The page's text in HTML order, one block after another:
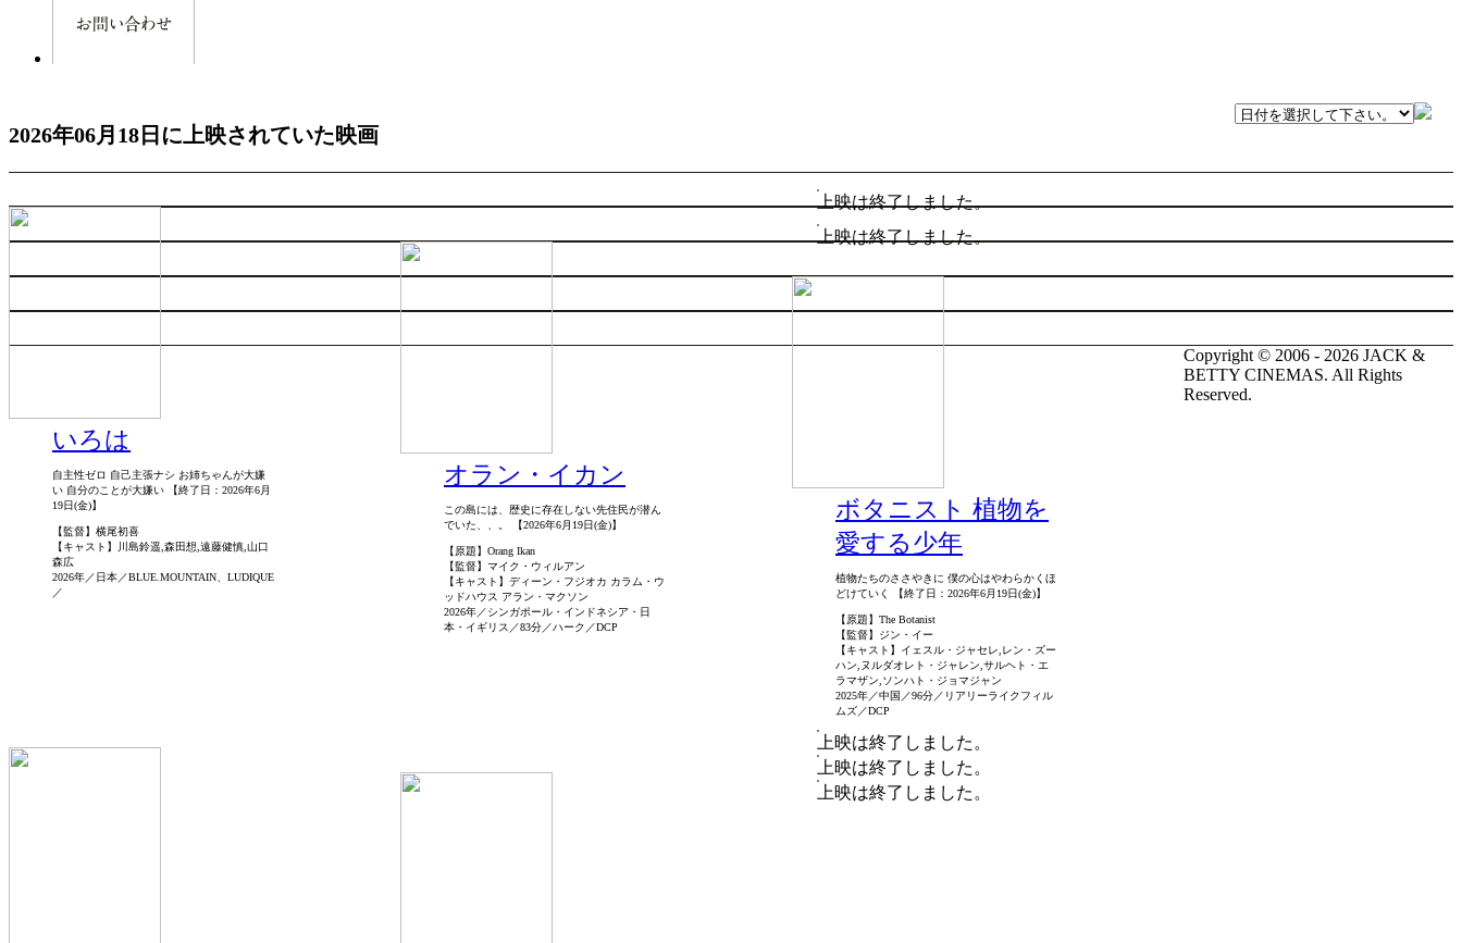
2026年06月18日に上映されていた映画
いろは
自主性ゼロ 自己主張ナシ お姉ちゃんが大嫌
い 自分のことが大嫌い 【終了日：2026年6月
19日(金)】
【監督】横尾初喜
【キャスト】川島鈴遥,森田想,遠藤健慎,山口
森広
2026年／日本／BLUE.MOUNTAIN、LUDIQUE
／
上映は終了しました。
オラン・イカン
この島には、歴史に存在しない先住民が潜ん
でいた、、。 【2026年6月19日(金)】
【原題】Orang Ikan
【監督】マイク・ウィルアン
【キャスト】ディーン・フジオカ カラム・ウ
ッドハウス アラン・マクソン
2026年／シンガポール・インドネシア・日
本・イギリス／83分／ハーク／DCP
上映は終了しました。
ボタニスト 植物を
愛する少年
植物たちのささやきに 僕の心はやわらかくほ
どけていく 【終了日：2026年6月19日(金)】
【原題】The Botanist
【監督】ジン・イー
【キャスト】イェスル・ジャセレ,レン・ズー
ハン,ヌルダオレト・ジャレン,サルヘト・エ
ラマザン,ソンハト・ジョマジャン
2025年／中国／96分／リアリーライクフィル
ムズ／DCP
上映は終了しました。
上映は終了しました。
上映は終了しました。
Copyright © 2006 - 2026 JACK &
BETTY CINEMAS. All Rights
Reserved.